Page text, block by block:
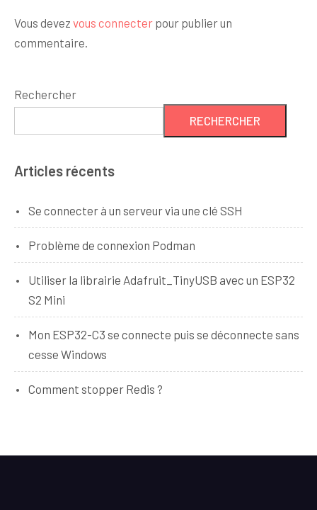
Vous devez vous connecter pour publier un
commentaire.
Rechercher
RECHERCHER
Articles récents
Se connecter à un serveur via une clé SSH
Problème de connexion Podman
Utiliser la librairie Adafruit_TinyUSB avec un ESP32
S2 Mini
Mon ESP32-C3 se connecte puis se déconnecte sans
cesse Windows
Comment stopper Redis ?